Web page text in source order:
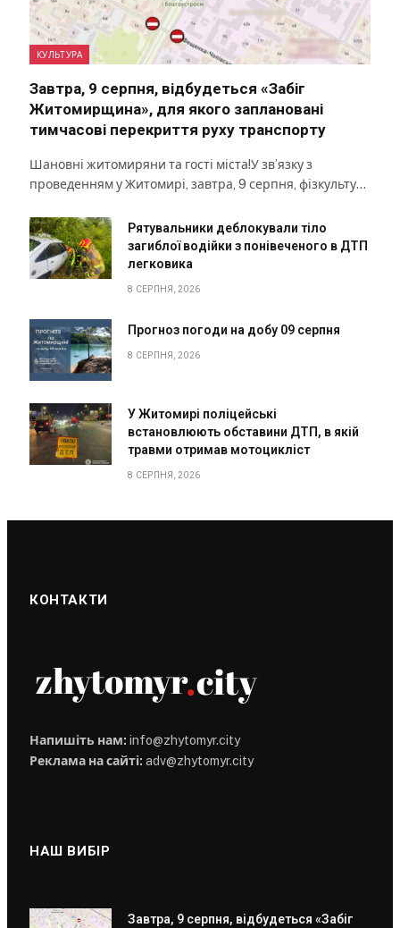
КУЛЬТУРА
Завтра, 9 серпня, відбудеться «Забіг
Житомирщина», для якого заплановані
тимчасові перекриття руху транспорту
Шановні житомиряни та гості міста!У зв’язку з
проведенням у Житомирі, завтра, 9 серпня, фізкульту…
Рятувальники деблокували тіло
загиблої водійки з понівеченого в ДТП
легковика
8 СЕРПНЯ, 2026
Прогноз погоди на добу 09 серпня
8 СЕРПНЯ, 2026
У Житомирі поліцейські
встановлюють обставини ДТП, в якій
травми отримав мотоцикліст
8 СЕРПНЯ, 2026
КОНТАКТИ
Напишіть нам: info@zhytomyr.city
Реклама на сайті: adv@zhytomyr.city
НАШ ВИБІР
Завтра, 9 серпня, відбудеться «Забіг